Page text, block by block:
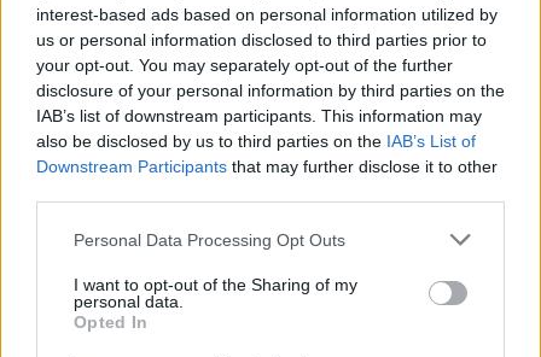
interest-based ads based on personal information utilized by
us or personal information disclosed to third parties prior to
your opt-out. You may separately opt-out of the further
disclosure of your personal information by third parties on the
IAB’s list of downstream participants. This information may
also be disclosed by us to third parties on the IAB’s List of
Downstream Participants that may further disclose it to other
Personal Data Processing Opt Outs
I want to opt-out of the Sharing of my
personal data.
Opted In
НАЈЧИТАНИ ВО ПОСЛЕДНИ 7 ДЕНА
СЕ СПРЕМА МЕТЕОРОЛОШКИ
ХАОС ЗА ЗИМАТА 2026/2027
УЛЦИЊ Е АЛБАНСКИ, ЌЕ ГО
објава на вицепремиерот на